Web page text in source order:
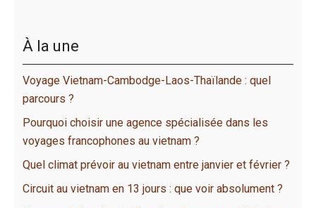
À la une
Voyage Vietnam-Cambodge-Laos-Thaïlande : quel
parcours ?
Pourquoi choisir une agence spécialisée dans les
voyages francophones au vietnam ?
Quel climat prévoir au vietnam entre janvier et février ?
Circuit au vietnam en 13 jours : que voir absolument ?